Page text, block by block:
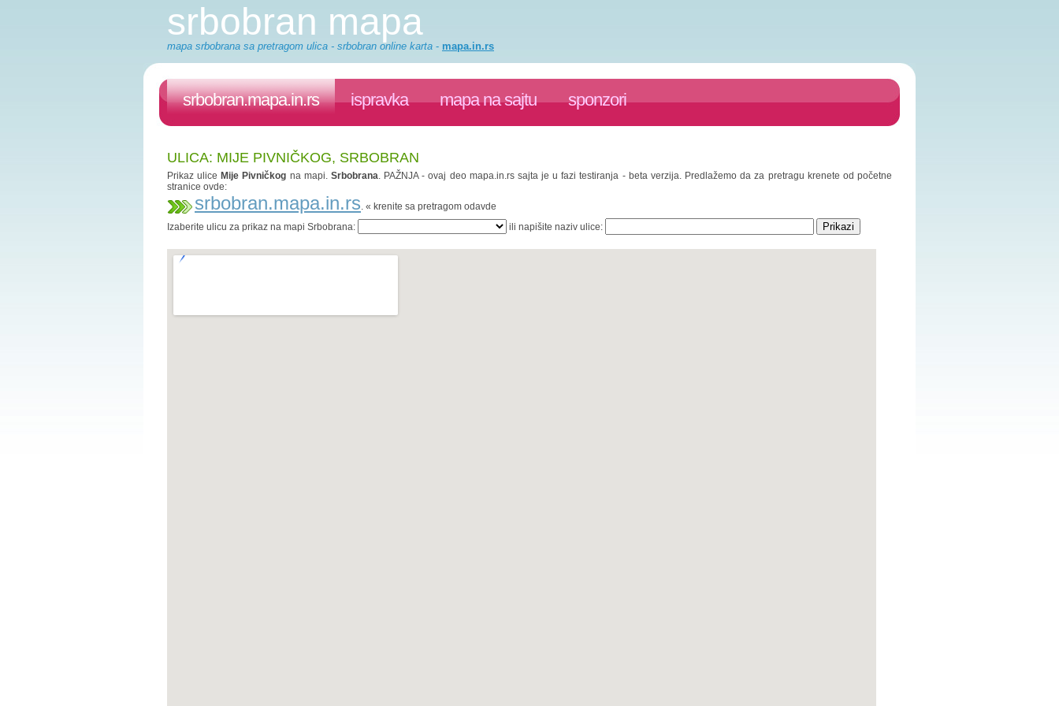
srbobran mapa
mapa srbobrana sa pretragom ulica - srbobran online karta - mapa.in.rs
srbobran.mapa.in.rs ispravka mapa na sajtu sponzori
ULICA: MIJE PIVNIČKOG, SRBOBRAN
Prikaz ulice Mije Pivničkog na mapi. Srbobrana. PAŽNJA - ovaj deo mapa.in.rs sajta je u fazi testiranja - beta verzija. Predlažemo da za pretragu krenete od početne
stranice ovde:
srbobran.mapa.in.rs. « krenite sa pretragom odavde
Izaberite ulicu za prikaz na mapi Srbobrana:
ili napišite naziv ulice: